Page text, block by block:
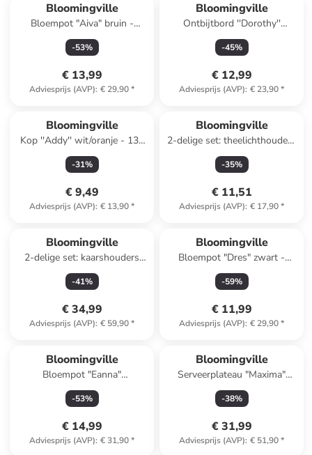
Bloomingville
Bloempot "Aiva" bruin -
(H)12,5 x Ø 16 cm
-53%
€ 13,99
Adviesprijs (AVP): € 29,90*
Bloomingville
Ontbijtbord ''Dorothy''
wit/blauw/lichtroze - Ø 20 cm
-45%
€ 12,99
Adviesprijs (AVP): € 23,90*
Bloomingville
Kop ''Addy'' wit/oranje - 130
ml
-31%
€ 9,49
Adviesprijs (AVP): € 13,90*
Bloomingville
2-delige set: theelichthouders
"Rosslin" bruin
-35%
€ 11,51
Adviesprijs (AVP): € 17,90*
Bloomingville
2-delige set: kaarshouders
''Missy'' lichtblauw/beige
-41%
€ 34,99
Adviesprijs (AVP): € 59,90*
Bloomingville
Bloempot "Dres" zwart -
(H)16 x Ø 16 cm
-59%
€ 11,99
Adviesprijs (AVP): € 29,90*
Bloomingville
Bloempot "Eanna"
wit/meerkleurig - (H)8 x Ø
12,5 cm
-53%
€ 14,99
Adviesprijs (AVP): € 31,90*
Bloomingville
Serveerplateau "Maxima"
blauw/geel - (L)29 x (B)16,5
cm
-38%
€ 31,99
Adviesprijs (AVP): € 51,90*